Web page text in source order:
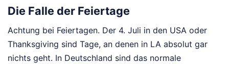
Die Falle der Feiertage
Achtung bei Feiertagen. Der 4. Juli in den USA oder
Thanksgiving sind Tage, an denen in LA absolut gar
nichts geht. In Deutschland sind das normale